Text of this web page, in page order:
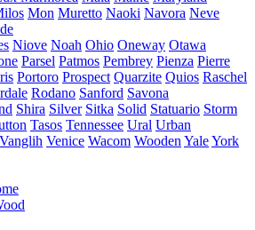
Mon Muretto Naoki Navora Neve
Niove Noah Ohio Oneway Otawa
Parsel Patmos Pembrey Pienza Pierre
Portoro Prospect Quarzite Quios Raschel
Rodano Sanford Savona
Shira Silver Sitka Solid Statuario Storm
Tasos Tennessee Ural Urban
Vanglih Venice Wacom Wooden YaleYork